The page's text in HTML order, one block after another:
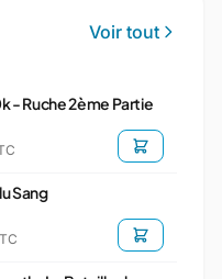
Voir tout
- Ruche 2ème Partie
Sang